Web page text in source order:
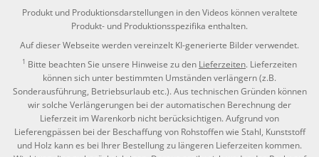
Produkt und Produktionsdarstellungen in den Videos können veraltete
Produkt- und Produktionsspezifika enthalten.
Auf dieser Webseite werden vereinzelt KI-generierte Bilder verwendet.
1 Bitte beachten Sie unsere Hinweise zu den Lieferzeiten. Lieferzeiten
können sich unter bestimmten Umständen verlängern (z.B.
Sonderausführung, Betriebsurlaub etc.). Aus technischen Gründen können
wir solche Verlängerungen bei der automatischen Berechnung der
Lieferzeit im Warenkorb nicht berücksichtigen. Aufgrund von
Lieferengpässen bei der Beschaffung von Rohstoffen wie Stahl, Kunststoff
und Holz kann es bei Ihrer Bestellung zu längeren Lieferzeiten kommen.